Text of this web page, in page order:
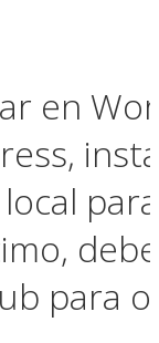
en
para